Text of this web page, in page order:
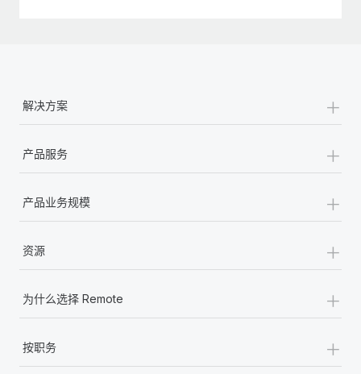
解决方案 +
产品服务 +
产品业务规模 +
资源 +
为什么选择 Remote +
按职务 +